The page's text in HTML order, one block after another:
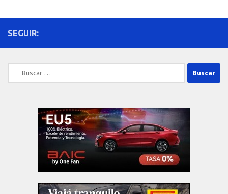
SEGUIR:
Buscar: